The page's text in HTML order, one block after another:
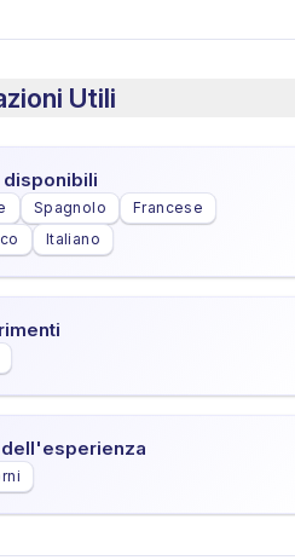
Utili
disponibili
Spagnolo
Francese
Italiano
dell'esperienza